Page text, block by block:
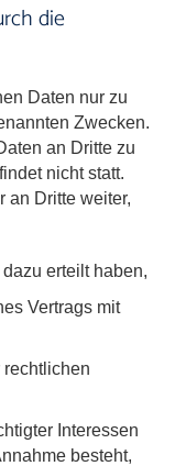
die
Daten nur zu
Zwecken.
an Dritte zu
nicht statt.
an Dritte weiter,
erteilt haben,
Vertrags mit
Interessen
besteht,